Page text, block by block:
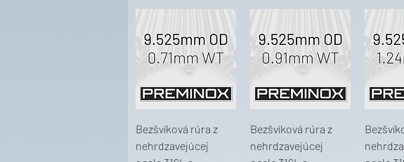
Bezšvíková rúra z
nehrdzavejúcej
Bezšvíková rúra z
nehrdzavejúcej